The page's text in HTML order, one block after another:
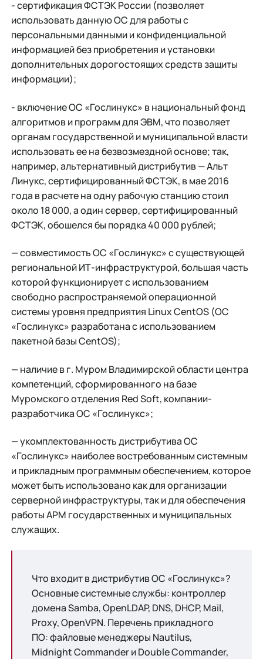
- сертификация ФСТЭК России (позволяет
использовать данную ОС для работы с
персональными данными и конфиденциальной
информацией без приобретения и установки
дополнительных дорогостоящих средств защиты
информации);
- включение ОС «Гослинукс» в национальный фонд
алгоритмов и программ для ЭВМ, что позволяет
органам государственной и муниципальной власти
использовать ее на безвозмездной основе; так,
например, альтернативный дистрибутив — Альт
Линукс, сертифицированный ФСТЭК, в мае 2016
года в расчете на одну рабочую станцию стоил
около 18 000, а один сервер, сертифицированный
ФСТЭК, обошелся бы порядка 40 000 рублей;
— совместимость ОС «Гослинукс» с существующей
региональной ИТ-инфраструктурой, большая часть
которой функционирует с использованием
свободно распространяемой операционной
системы уровня предприятия Linux CentOS (ОС
«Гослинукс» разработана с использованием
пакетной базы CentOS);
— наличие в г. Муром Владимирской области центра
компетенций, сформированного на базе
Муромского отделения Red Soft, компании-
разработчика ОС «Гослинукс»;
— укомплектованность дистрибутива ОС
«Гослинукс» наиболее востребованным системным
и прикладным программным обеспечением, которое
может быть использовано как для организации
серверной инфраструктуры, так и для обеспечения
работы АРМ государственных и муниципальных
служащих.
Что входит в дистрибутив ОС «Гослинукс»?
Основные системные службы: контроллер
домена Samba, OpenLDAP, DNS, DHCP, Mail,
Proxy, OpenVPN. Перечень прикладного
ПО: файловые менеджеры Nautilus,
Midnight Commander и Double Commander,